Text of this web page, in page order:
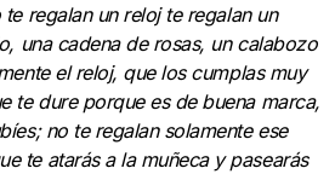
regalan un reloj te regalan un
una cadena de rosas, un calabozo
el reloj, que los cumplas muy
te dure porque es de buena marca,
no te regalan solamente ese
te atarás a la muñeca y pasearás